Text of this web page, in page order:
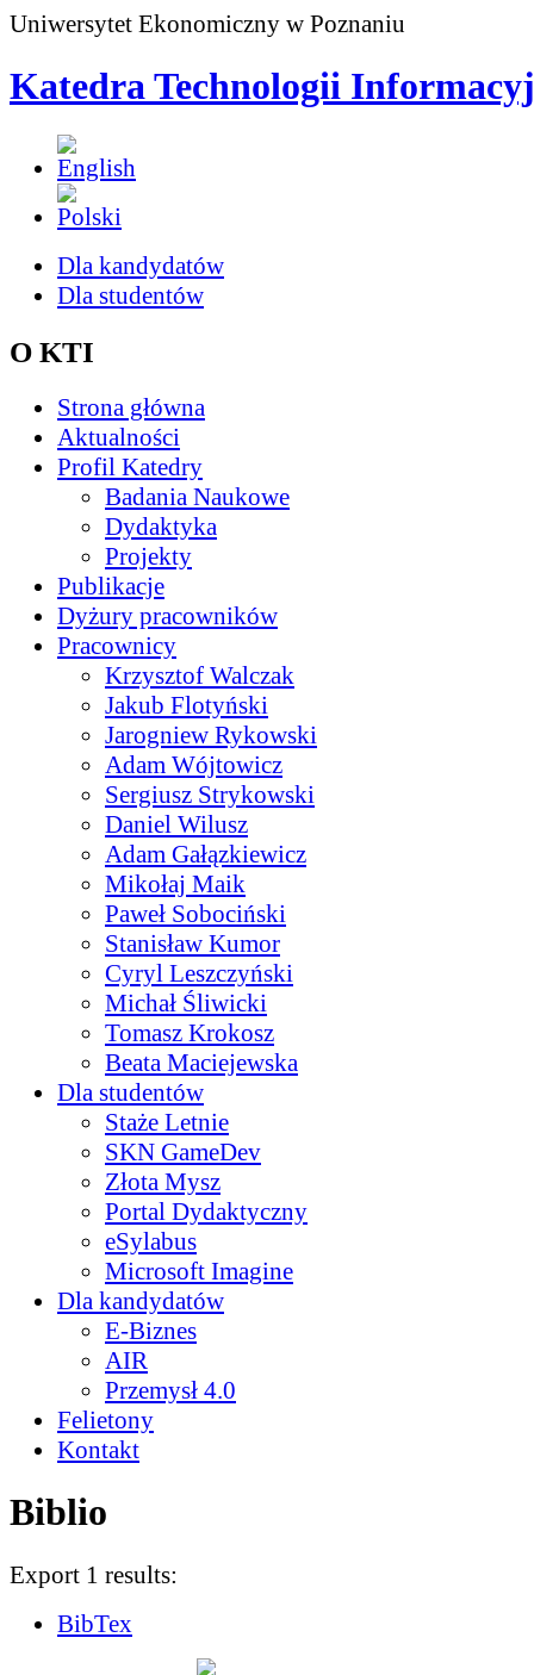
Uniwersytet Ekonomiczny w Poznaniu
Katedra Technologii
Dla kandydatów
Dla studentów
O KTI
Strona główna
Aktualności
Profil Katedry
Badania Naukowe
Dydaktyka
Projekty
Publikacje
Dyżury pracowników
Pracownicy
Krzysztof Walczak
Jakub Flotyński
Jarogniew Rykowski
Adam Wójtowicz
Sergiusz Strykowski
Daniel Wilusz
Adam Gałązkiewicz
Mikołaj Maik
Paweł Sobociński
Stanisław Kumor
Cyryl Leszczyński
Michał Śliwicki
Tomasz Krokosz
Beata Maciejewska
Dla studentów
Staże Letnie
SKN GameDev
Złota Mysz
Portal Dydaktyczny
eSylabus
Microsoft Imagine
Dla kandydatów
E-Biznes
AIR
Przemysł 4.0
Felietony
Kontakt
Biblio
Export 1 results:
BibTex